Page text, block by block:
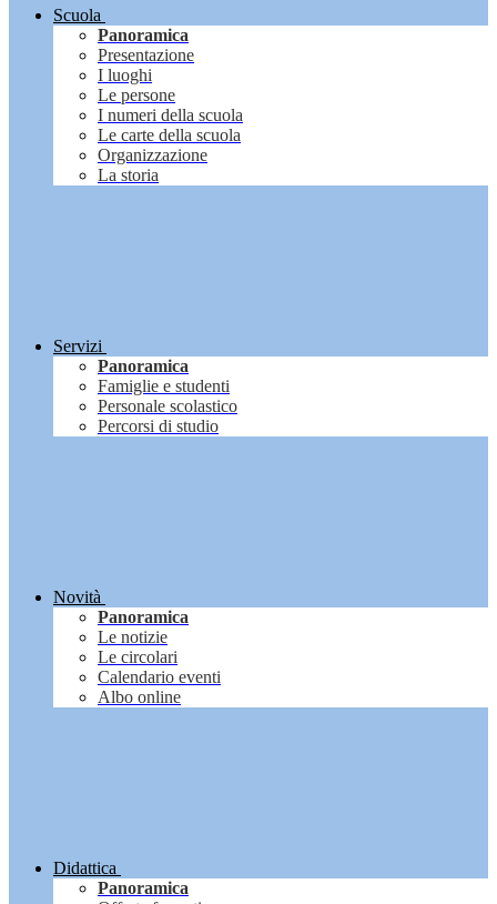
Scuola
Panoramica
Presentazione
I luoghi
Le persone
I numeri della scuola
Le carte della scuola
Organizzazione
La storia
Servizi
Panoramica
Famiglie e studenti
Personale scolastico
Percorsi di studio
Novità
Panoramica
Le notizie
Le circolari
Calendario eventi
Albo online
Didattica
Panoramica